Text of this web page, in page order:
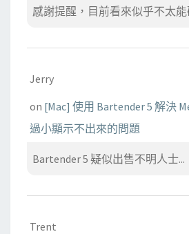
感謝提醒，目前看來似乎不太能
Jerry
on [Mac] 使用 Bartender 5 解決
過小顯示不出來的問題
Bartender 5 疑似出售不明人士...
Trent